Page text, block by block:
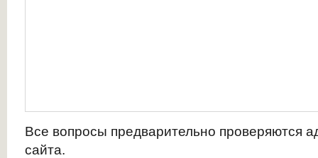
Все вопросы предварительно проверяются
сайта.